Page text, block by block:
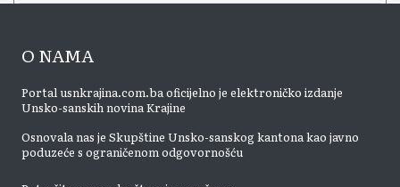
O NAMA
Portal usnkrajina.com.ba oficijelno je elektroničko izdanje
Unsko-sanskih novina Krajine
Osnovala nas je Skupštine Unsko-sanskog kantona kao javno
poduzeće s ograničenom odgovornošću